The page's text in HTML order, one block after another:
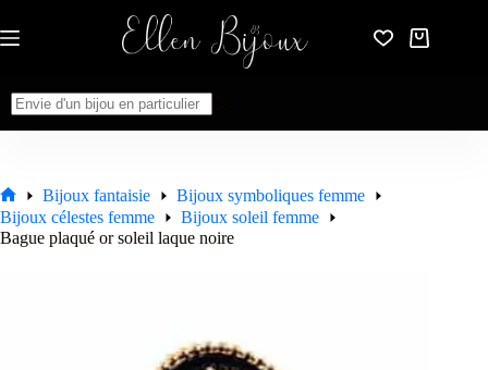
au
contenu
Panier
Accueil
Bijoux fantaisie
Bijoux symboliques femme
Bijoux célestes femme
Bijoux soleil femme
Bague plaqué or soleil laque noire